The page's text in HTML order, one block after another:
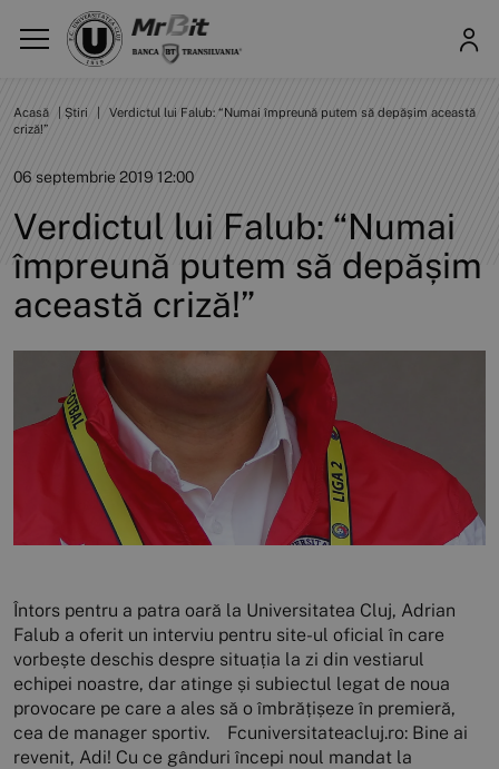
Acasă Știri
Verdictul lui Falub: “Numai împreună putem să depășim această
criză!”
06 septembrie 2019 12:00
Verdictul lui Falub: “Numai
împreună putem să depășim
această criză!”
Întors pentru a patra oară la Universitatea Cluj, Adrian
Falub a oferit un interviu pentru site-ul oficial în care
vorbește deschis despre situația la zi din vestiarul
echipei noastre, dar atinge și subiectul legat de noua
provocare pe care a ales să o îmbrățișeze în premieră,
cea de manager sportiv. Fcuniversitateacluj.ro: Bine ai
revenit, Adi! Cu ce gânduri începi noul mandat la